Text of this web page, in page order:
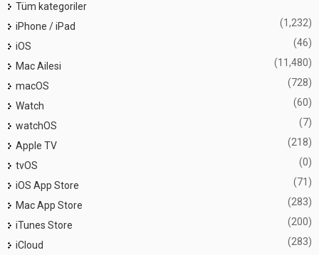
Tüm kategoriler
iPhone / iPad
(1,232)
iOS (46)
Mac Ailesi (11,480)
macOS (728)
Watch (60)
watchOS (7)
Apple TV (218)
tvOS (0)
iOS App Store (71)
Mac App Store (283)
iTunes Store (200)
iCloud (283)